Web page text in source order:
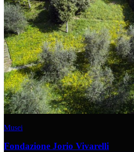
Musei
Fondazione Jorio Vivarelli